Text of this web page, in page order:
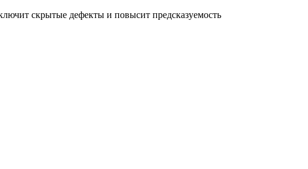
скрытые дефекты и повысит предсказуемость